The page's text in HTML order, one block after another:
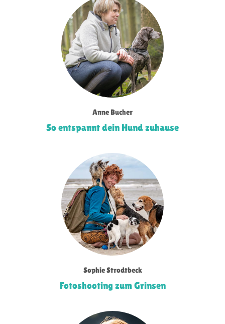
Anne Bucher
So entspannt dein Hund zuhause
Sophie Strodtbeck
Fotoshooting zum Grinsen